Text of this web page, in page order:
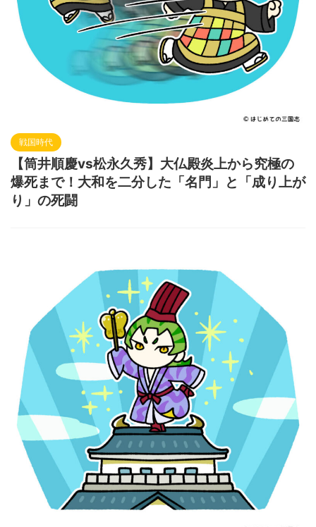
戦国時代
【筒井順慶vs松永久秀】大仏殿炎上から究極の
爆死まで！大和を二分した「名門」と「成り上が
り」の死闘